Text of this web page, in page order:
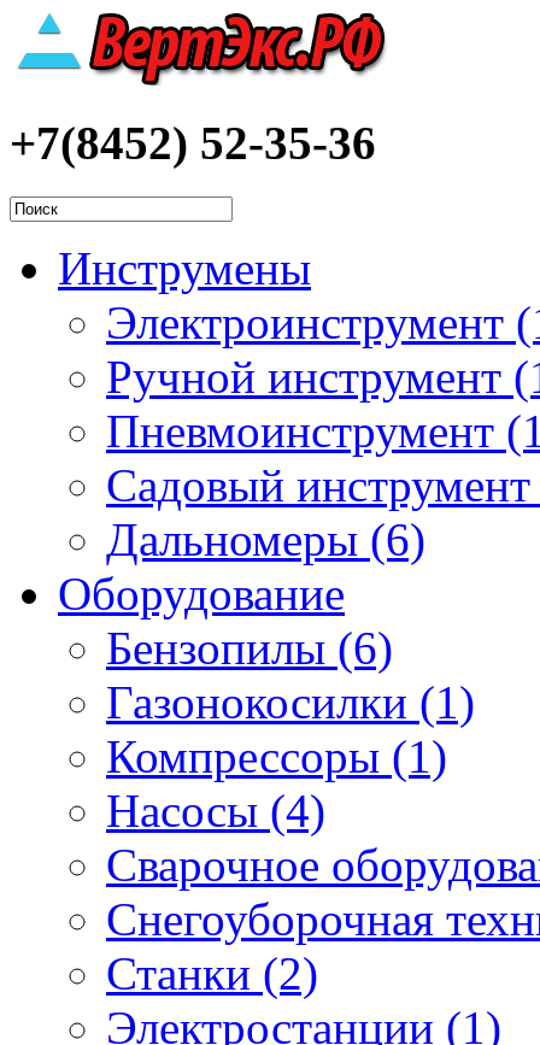
+7(8452) 52-35-36
Инструмены
Электроинструмент
Ручной инструмент
Пневмоинструмент
Садовый
Дальномеры (6)
Оборудование
Бензопилы (6)
Газонокосилки (1)
Компрессоры (1)
Насосы (4)
Сварочное
Снегоуборочная
Станки (2)
Электростанции (1)